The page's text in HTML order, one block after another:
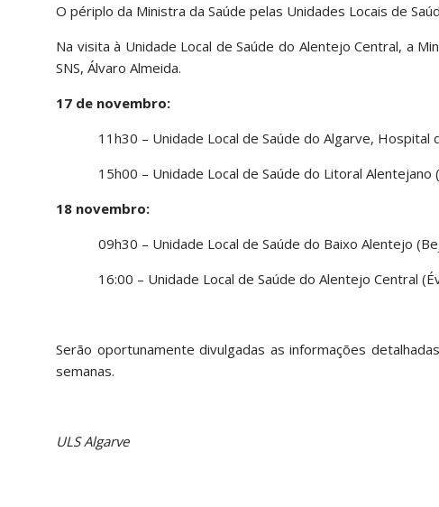
O périplo da Ministra da Saúde pelas Unidades Locais de
Na visita à Unidade Local de Saúde do Alentejo Central, a
SNS, Álvaro Almeida.
17 de novembro:
11h30 – Unidade Local de Saúde do Algarve, Hospital
15h00 – Unidade Local de Saúde do Litoral Alentejano
18 novembro:
09h30 – Unidade Local de Saúde do Baixo Alentejo
16:00 – Unidade Local de Saúde do Alentejo Central
Serão oportunamente divulgadas as informações
semanas.
ULS Algarve